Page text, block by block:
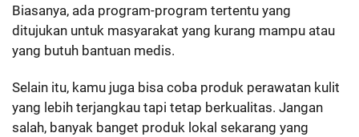
Biasanya, ada program-program tertentu yang
ditujukan untuk masyarakat yang kurang mampu atau
yang butuh bantuan medis.
Selain itu, kamu juga bisa coba produk perawatan kulit
yang lebih terjangkau tapi tetap berkualitas. Jangan
salah, banyak banget produk lokal sekarang yang